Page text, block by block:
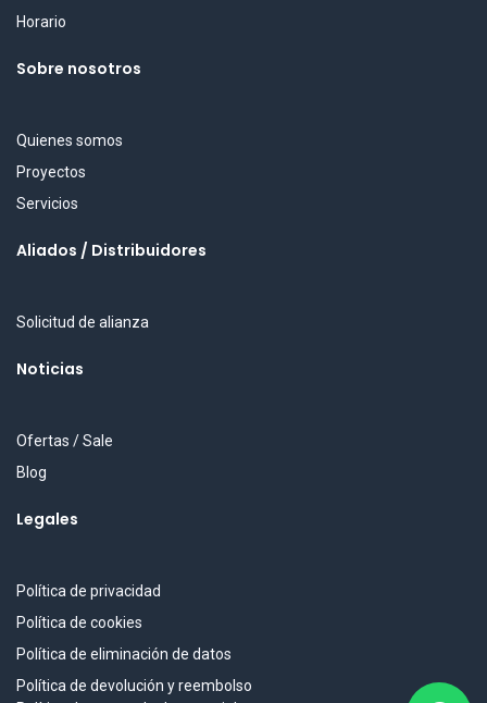
Horario
Sobre nosotros
Quienes somos
Proyectos
Servicios
Aliados / Distribuidores
Solicitud de alianza
Noticias
Ofertas / Sale
Blog
Legales
Política de privacidad
Política de cookies
Política de eliminación de datos
Política de devolución y reembolso